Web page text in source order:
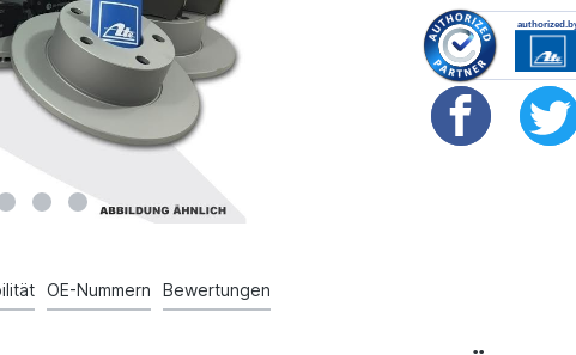
OE-Nummern Bewertungen